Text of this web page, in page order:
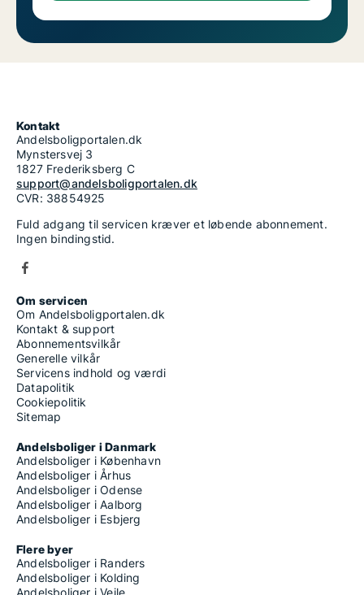
Kontakt
Andelsboligportalen.dk
Mynstersvej 3
1827 Frederiksberg C
support@andelsboligportalen.dk
CVR: 38854925
Fuld adgang til servicen kræver et løbende abonnement.
Ingen bindingstid.
Om servicen
Om Andelsboligportalen.dk
Kontakt & support
Abonnementsvilkår
Generelle vilkår
Servicens indhold og værdi
Datapolitik
Cookiepolitik
Sitemap
Andelsboliger i Danmark
Andelsboliger i København
Andelsboliger i Århus
Andelsboliger i Odense
Andelsboliger i Aalborg
Andelsboliger i Esbjerg
Flere byer
Andelsboliger i Randers
Andelsboliger i Kolding
Andelsboliger i Vejle